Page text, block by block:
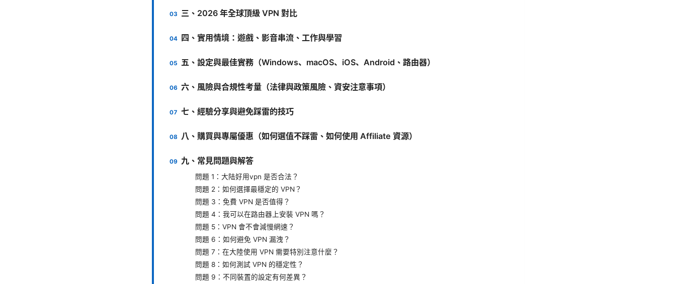
三、2026 年全球頂級 VPN 對比
四、實用情境：遊戲、影音串流、工作與學習
五、設定與最佳實務（Windows、macOS、iOS、Android、路由器）
六、風險與合規性考量（法律與政策風險、資安注意事項）
七、經驗分享與避免踩雷的技巧
八、購買與專屬優惠（如何選值不踩雷、如何使用 Affiliate 資源）
九、常見問題與解答
問題 1：大陆好用vpn 是否合法？
問題 2：如何選擇最穩定的 VPN？
問題 3：免費 VPN 是否值得？
問題 4：我可以在路由器上安裝 VPN 嗎？
問題 5：VPN 會不會減慢網速？
問題 6：如何避免 VPN 漏洩？
問題 7：在大陸使用 VPN 需要特別注意什麼？
問題 8：如何測試 VPN 的穩定性？
問題 9：不同裝置的設定有何差異？